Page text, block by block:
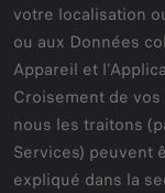
votre localisation
ou aux Données
Appareil et
Croisement de
nous les traitons
Services) peuvent
expliqué dans la